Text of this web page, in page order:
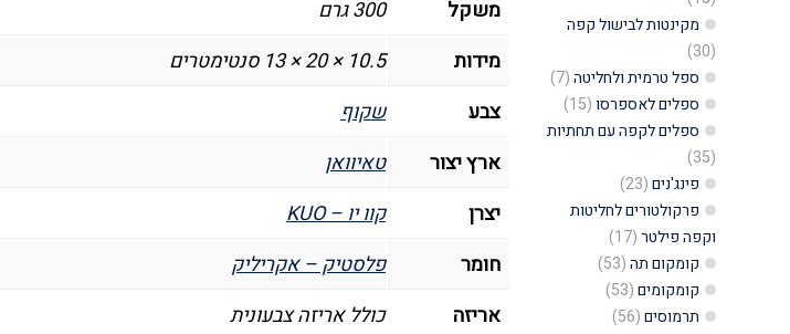
מקינטות לבישול קפה
(30)
ספל טרמית ולחליטה(7)
ספלים לאספרסו(15)
ספלים לקפה עם תחתיות
(35)
פינג'נים(23)
פרקולטורים לחליטות
וקפה פילטר(17)
קומקום תה(53)
קומקומים(53)
תרמוסים(56)
של
בלאס
Bless
משקל
300 גרם
מידות
10.5 × 20 × 13 סנטימטרים
צבע
שקוף
ארץ יצור
טאיוואן
יצרן
קוו יו – KUO
חומר
פלסטיק – אקריליק
אריזה
כולל אריזה צבעונית